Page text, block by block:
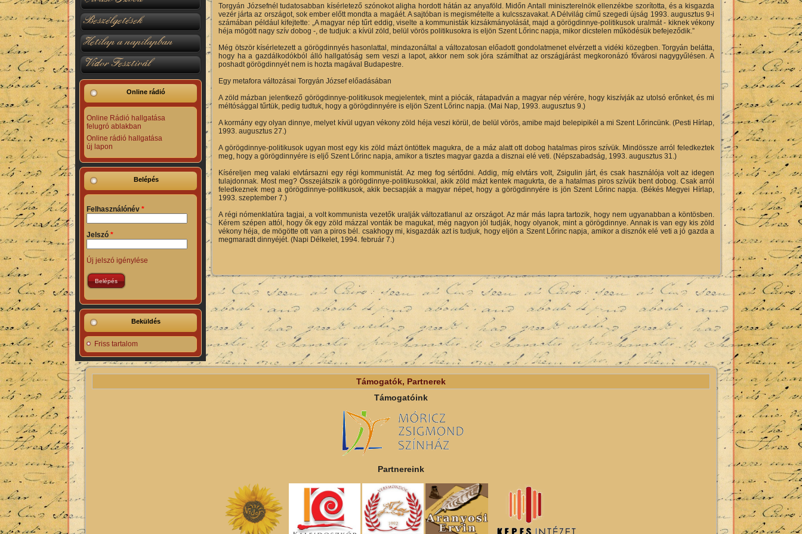
Beszélgetések
Hetilap a napilapban
Vidor Fesztivál
Online rádió
Online Rádió hallgatása
felugró ablakban
Online rádió hallgatása
új lapon
Belépés
Felhasználónév *
Jelszó *
Új jelszó igénylése
Beküldés
Friss tartalom
Torgyán Józsefnél tudatosabban kísérletező szónokot aligha hordott hátán az anyaföld. Midőn Antall miniszterelnök ellenzékbe szorította, és a kisgazda
vezér járta az országot, sok ember előtt mondta a magáét. A sajtóban is megismételte a kulcsszavakat. A Délvilág című szegedi újság 1993. augusztus 9-i
számában például kifejtette: „A magyar nép tűrt eddig, viselte a kommunisták kizsákmányolását, majd a görögdinnye-politikusok uralmát - kiknek vékony
héja mögött nagy szív dobog -, de tudjuk: a kívül zöld, belül vörös politikusokra is eljön Szent Lőrinc napja, mikor dicstelen működésük befejeződik.”
Még ötször kísérletezett a görögdinnyés hasonlattal, mindazonáltal a változatosan előadott gondolatmenet elvérzett a vidéki közegben. Torgyán belátta,
hogy ha a gazdálkodókból álló hallgatóság sem veszi a lapot, akkor nem sok jóra számíthat az országjárást megkoronázó fővárosi nagygyűlésen. A
poshadt görögdinnyét nem is hozta magával Budapestre.
Egy metafora változásai Torgyán József előadásában
A zöld mázban jelentkező görögdinnye-politikusok megjelentek, mint a piócák, rátapadván a magyar nép vérére, hogy kiszívják az utolsó erőnket, és mi
méltósággal tűrtük, pedig tudtuk, hogy a görögdinnyére is eljön Szent Lőrinc napja. (Mai Nap, 1993. augusztus 9.)
A kormány egy olyan dinnye, melyet kívül ugyan vékony zöld héja veszi körül, de belül vörös, amibe majd belepipikél a mi Szent Lőrincünk. (Pesti Hírlap,
1993. augusztus 27.)
A görögdinnye-politikusok ugyan most egy kis zöld mázt öntöttek magukra, de a máz alatt ott dobog hatalmas piros szívük. Mindössze arról feledkeztek
meg, hogy a görögdinnyére is eljő Szent Lőrinc napja, amikor a tisztes magyar gazda a disznai elé veti. (Népszabadság, 1993. augusztus 31.)
Kíséreljen meg valaki elvtársazni egy régi kommunistát. Az meg fog sértődni. Addig, míg elvtárs volt, Zsigulin járt, és csak használója volt az idegen
tulajdonnak. Most meg? Összejátszik a görögdinnye-politikusokkal, akik zöld mázt kentek magukrta, de a hatalmas piros szívük bent dobog. Csak arról
feledkeznek meg a görögdinnye-politikusok, akik becsapják a magyar népet, hogy a görögdinnyére is jön Szent Lőrinc napja. (Békés Megyei Hírlap,
1993. szeptember 7.)
A régi nómenklatúra tagjai, a volt kommunista vezetők uralják változatlanul az országot. Az már más lapra tartozik, hogy nem ugyanabban a köntösben.
Kérem szépen attól, hogy ők egy zöld mázzal vonták be magukat, még nagyon jól tudják, hogy olyanok, mint a görögdinnye. Annak is van egy kis zöld
vékony héja, de mögötte ott van a piros bél. csakhogy mi, kisgazdák azt is tudjuk, hogy eljön a Szent Lőrinc napja, amikor a disznók elé veti a jó gazda a
megmaradt dinnyéjét. (Napi Délkelet, 1994. február 7.)
Támogatók, Partnerek
Támogatóink
Partnereink